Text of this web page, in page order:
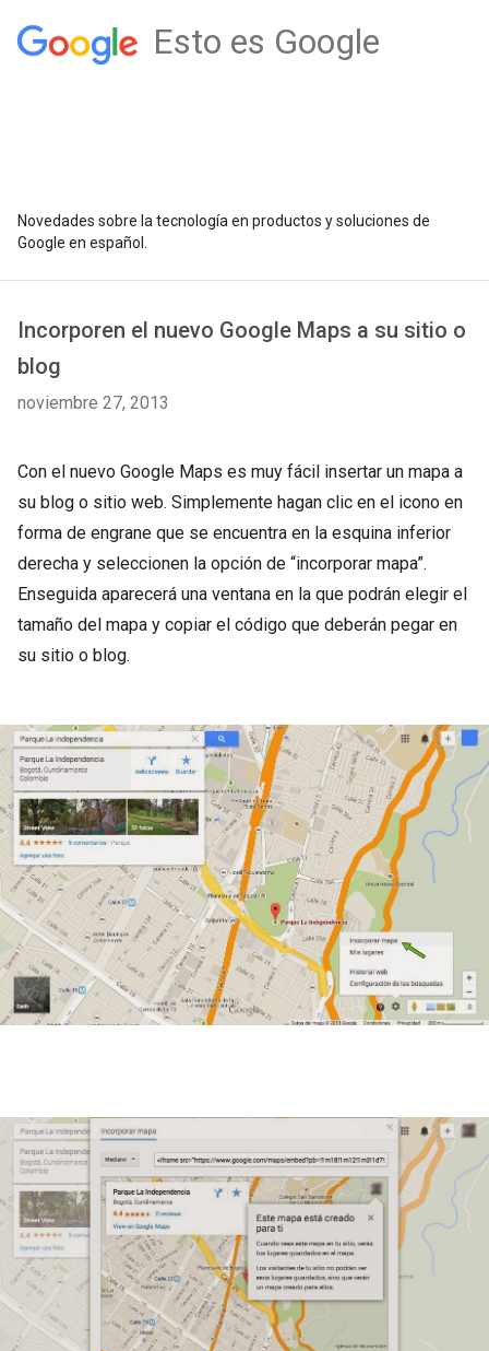
Esto es Google
Novedades sobre la tecnología en productos y soluciones de
Google en español.
Incorporen el nuevo Google Maps a su sitio o
blog
noviembre 27, 2013
Con el nuevo Google Maps es muy fácil insertar un mapa a
su blog o sitio web. Simplemente hagan clic en el icono en
forma de engrane que se encuentra en la esquina inferior
derecha y seleccionen la opción de “incorporar mapa”.
Enseguida aparecerá una ventana en la que podrán elegir el
tamaño del mapa y copiar el código que deberán pegar en
su sitio o blog.